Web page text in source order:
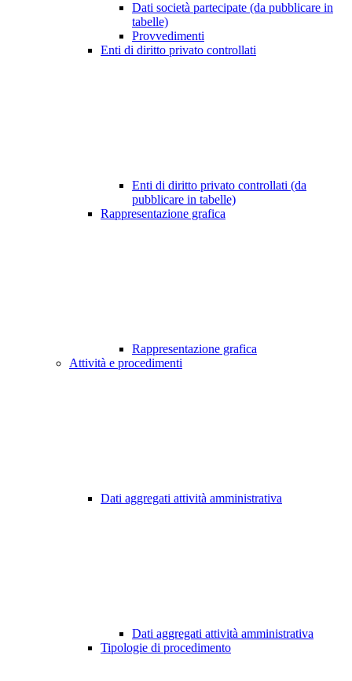
Dati società partecipate (da pubblicare in
tabelle)
Provvedimenti
Enti di diritto privato controllati
Enti di diritto privato controllati (da
pubblicare in tabelle)
Rappresentazione grafica
Rappresentazione grafica
Attività e procedimenti
Dati aggregati attività amministrativa
Dati aggregati attività amministrativa
Tipologie di procedimento